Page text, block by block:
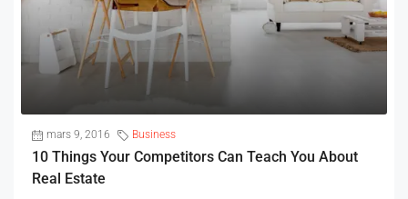
mars 9, 2016 Business
10 Things Your Competitors Can Teach You About
Real Estate